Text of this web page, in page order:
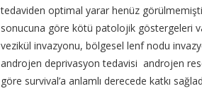
tedaviden optimal yarar henüz
sonucuna göre kötü patolojik göstergeleri
vezikül invazyonu, bölgesel lenf nodu
androjen deprivasyon tedavisi androjen
göre survival’a anlamlı derecede katkı